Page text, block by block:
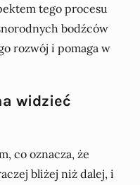
tego procesu
bodźców
rozwój i pomaga w
widzieć
co oznacza, że
bliżej niż dalej, i